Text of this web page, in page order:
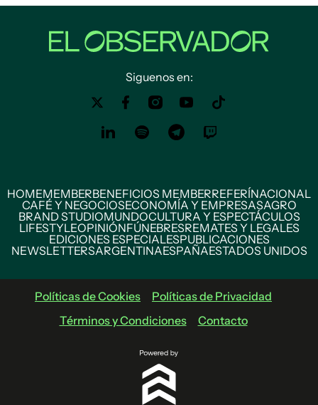
Siguenos en:
HOMEMEMBERBENEFICIOS MEMBERREFERÍNACIONAL
CAFÉ Y NEGOCIOSECONOMÍA Y EMPRESASAGRO
BRAND STUDIOMUNDOCULTURA Y ESPECTÁCULOS
LIFESTYLEOPINIÓNFÚNEBRESREMATES Y LEGALES
EDICIONES ESPECIALESPUBLICACIONES
NEWSLETTERSARGENTINAESPAÑAESTADOS UNIDOS
Políticas de Cookies
Políticas de Privacidad
Términos y Condiciones
Contacto